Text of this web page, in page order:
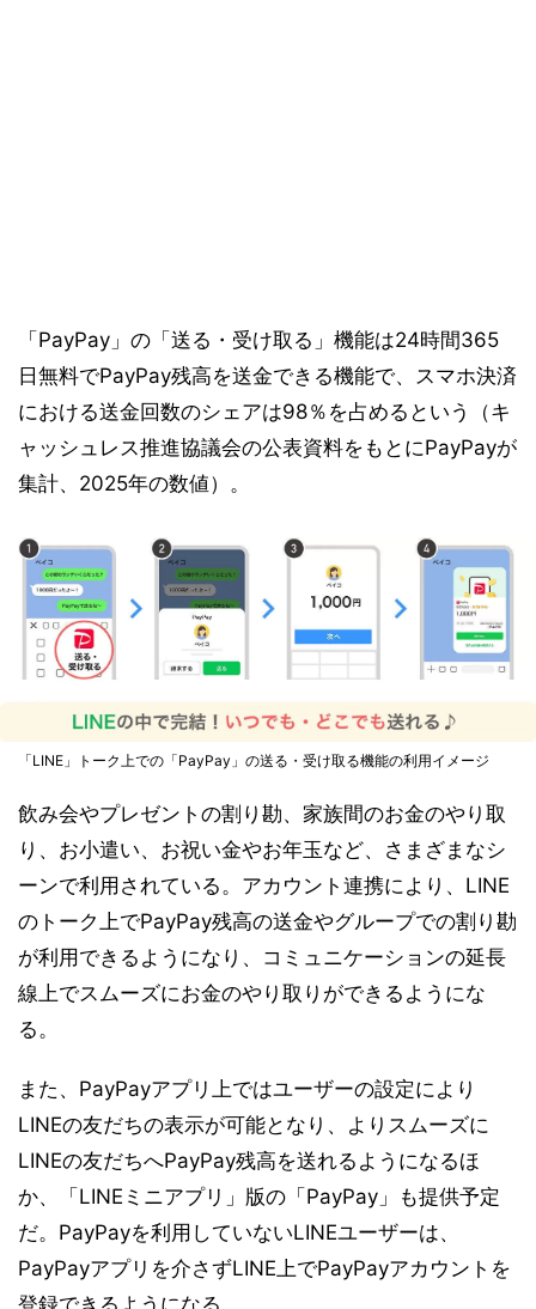
「PayPay」の「送る・受け取る」機能は24時間365
日無料でPayPay残高を送金できる機能で、スマホ決済
における送金回数のシェアは98％を占めるという（キ
ャッシュレス推進協議会の公表資料をもとにPayPayが
集計、2025年の数値）。
「LINE」トーク上での「PayPay」の送る・受け取る機能の利用イメージ
飲み会やプレゼントの割り勘、家族間のお金のやり取
り、お小遣い、お祝い金やお年玉など、さまざまなシ
ーンで利用されている。アカウント連携により、LINE
のトーク上でPayPay残高の送金やグループでの割り勘
が利用できるようになり、コミュニケーションの延長
線上でスムーズにお金のやり取りができるようにな
る。
また、PayPayアプリ上ではユーザーの設定により
LINEの友だちの表示が可能となり、よりスムーズに
LINEの友だちへPayPay残高を送れるようになるほ
か、「LINEミニアプリ」版の「PayPay」も提供予定
だ。PayPayを利用していないLINEユーザーは、
PayPayアプリを介さずLINE上でPayPayアカウントを